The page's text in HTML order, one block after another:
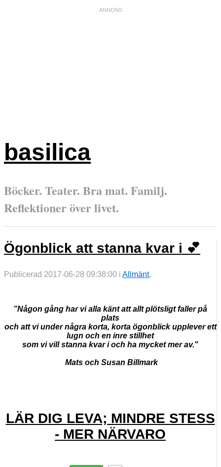
basilica
Böcker. Teater. Bra mat. Familj.
Reflektioner över livet.
Ögonblick att stanna kvar i 💕
Publicerad 2017-06-28 09:38:00 i Allmänt,
”Någon gång har vi alla känt att allt plötsligt faller på
plats
och att vi under några korta, korta ögonblick upplever ett
lugn och en inre stillhet
som vi vill stanna kvar i och ha mycket mer av."
Mats och Susan Billmark
LÄR DIG LEVA; MINDRE STESS
- MER NÄRVARO